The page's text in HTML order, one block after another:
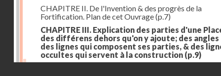
CHAPITRE II. De l'Invention & des progrès de la
Fortification. Plan de cet Ouvrage(p.7)
CHAPITRE III. Explication des parties d'une
des différens dehors qu'on y ajoute; des angles
des lignes qui composent ses parties, & des
occultes qui servent à la construction (p.9)
Des lignes & des angles qui composent les parties